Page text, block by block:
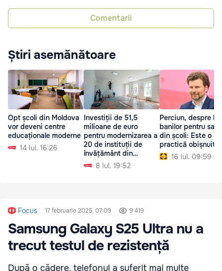
Comentarii
Știri asemănătoare
Opt școli din Moldova
vor deveni centre
educaționale moderne
14 Iul. 16:26
Investiții de 51,5
milioane de euro
pentru modernizarea a
20 de instituții de
învățământ din
Moldova8 Iul. 19:52
Perciun, despre
banilor pentru
din școli: Este o
practică obișnuită
16 Iul. 09:59
Focus 17 februarie 2025, 07:09 9 419
Samsung Galaxy S25 Ultra nu a
trecut testul de rezistență
După o cădere, telefonul a suferit mai multe